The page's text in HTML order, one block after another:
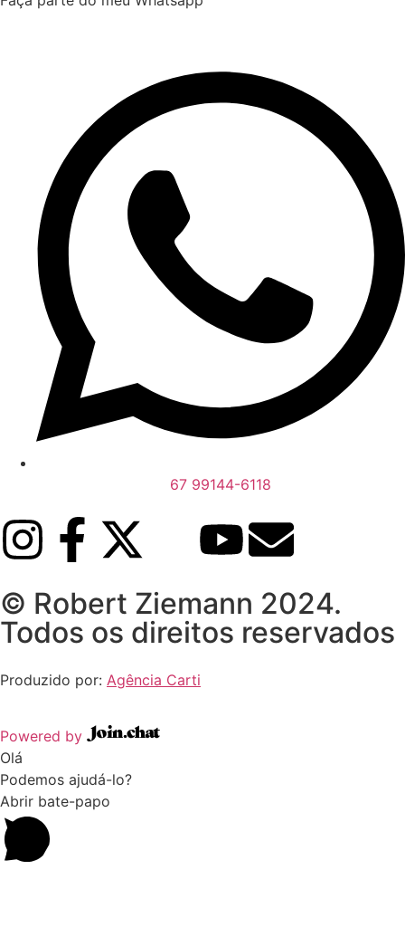
67 99144-6118
© Robert Ziemann 2024.
Todos os direitos reservados
Produzido por: Agência Carti
Powered by
Olá
Podemos ajudá-lo?
Abrir bate-papo